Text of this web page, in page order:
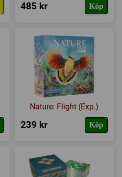
485 kr Köp
Nature: Flight (Exp.)
239 kr Köp